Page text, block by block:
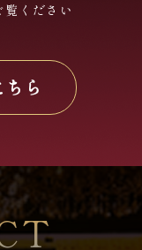
ください
ら